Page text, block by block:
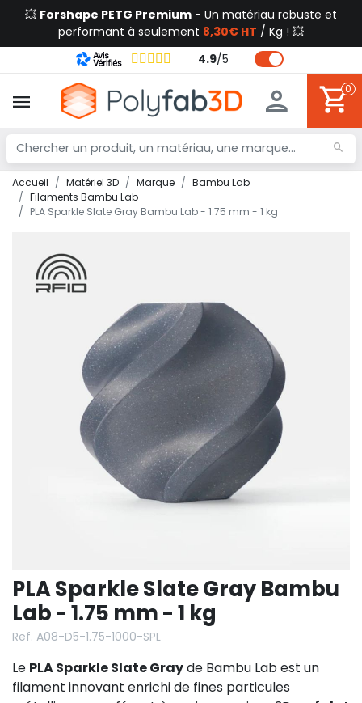
💥 Forshape PETG Premium - Un matériau robuste et
performant à seulement 8,30€ HT / Kg ! 💥
4.9/5
0
Accueil Matériel 3D Marque
Bambu Lab
Filaments Bambu Lab
PLA Sparkle Slate Gray Bambu Lab - 1.75 mm - 1 kg
PLA Sparkle Slate Gray Bambu
Lab - 1.75 mm - 1 kg
Ref. A08-D5-1.75-1000-SPL
Le PLA Sparkle Slate Grayde Bambu Lab est un
filament innovant enrichi de fines particules